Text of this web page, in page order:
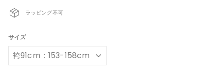
ラッピング不可
サイズ